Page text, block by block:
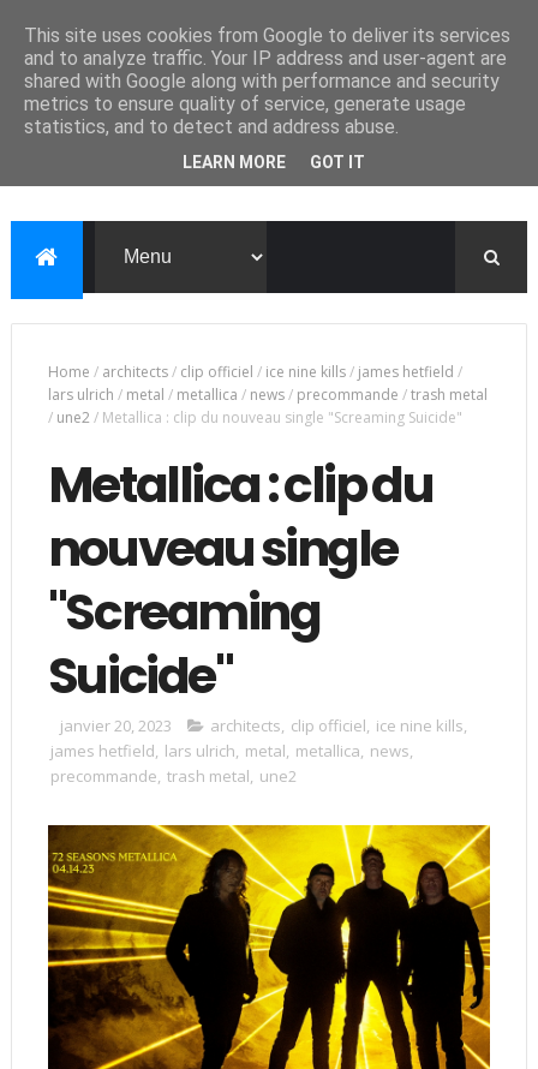
Home / architects/ clip officiel / ice nine kills/ james hetfield /
lars ulrich / metal / metallica / news/ precommande /trash metal
/ une2/ Metallica : clip du nouveau single "Screaming Suicide"
Metallica : clip du
nouveau single
"Screaming
Suicide"
janvier 20, 2023 architects, clip officiel, ice nine kills,
james hetfield, lars ulrich, metal, metallica, news,
precommande, trash metal, une2
This site uses cookies from Google to deliver its services
and to analyze traffic. Your IP address and user-agent are
shared with Google along with performance and security
metrics to ensure quality of service, generate usage
statistics, and to detect and address abuse.
LEARN MORE GOT IT